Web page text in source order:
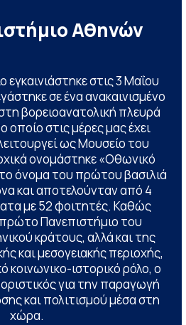
Αθηνών
στις 3 Μαΐου
σε ένα ανακαινισμένο
βορειοανατολική πλευρά
οποίο στις μέρες μας έχει
ως Μουσείο του
ονομάστηκε «Οθωνικό
όνομα του πρώτου βασιλιά
και αποτελούνταν από 4
με 52 φοιτητές. Καθώς
Πανεπιστήμιο του
κράτους, αλλά και της
και μεσογειακής περιοχής,
κοινωνικο-ιστορικό ρόλο, ο
για την παραγωγή
και πολιτισμού μέσα στη
χώρα.